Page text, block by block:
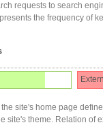
requests to search
the frequency of
the site's home page
site's theme. Relation of